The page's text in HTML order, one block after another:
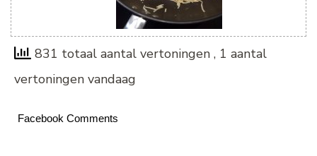
831 totaal aantal vertoningen , 1 aantal
vertoningen vandaag
Facebook Comments